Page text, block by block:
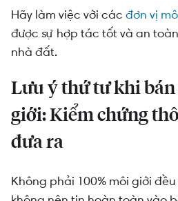
Hãy làm việc với các đơn vị
được sự hợp tác tốt và an
nhà đất.
Lưu ý thứ tư khi
giới: Kiểm chứng
đưa ra
Không phải 100% môi giới